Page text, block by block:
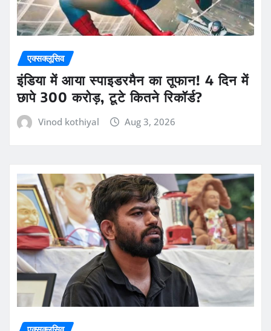
एक्सक्लूसिव
इंडिया में आया स्पाइडरमैन का तूफान! 4 दिन में
छापे 300 करोड़, टूटे कितने रिकॉर्ड?
Vinod kothiyal Aug 3, 2026